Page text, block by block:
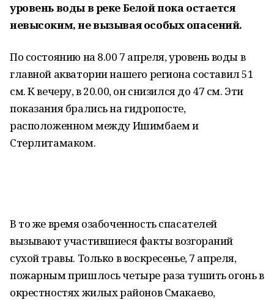
уровень воды в реке Белой пока остается
невысоким, не вызывая особых опасений.
По состоянию на 8.00 7 апреля, уровень воды в
главной акватории нашего региона составил 51
см. К вечеру, в 20.00, он снизился до 47 см. Эти
показания брались на гидропосте,
расположенном между Ишимбаем и
Стерлитамаком.
В то же время озабоченность спасателей
вызывают участившиеся факты возгораний
сухой травы. Только в воскресенье, 7 апреля,
пожарным пришлось четыре раза тушить огонь в
окрестностях жилых районов Смакаево,